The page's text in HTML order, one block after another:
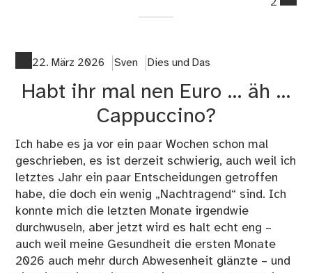
2
22. März 2026 Sven Dies und Das
Habt ihr mal nen Euro … äh …
Cappuccino?
Ich habe es ja vor ein paar Wochen schon mal
geschrieben, es ist derzeit schwierig, auch weil ich
letztes Jahr ein paar Entscheidungen getroffen
habe, die doch ein wenig „Nachtragend“ sind. Ich
konnte mich die letzten Monate irgendwie
durchwuseln, aber jetzt wird es halt echt eng –
auch weil meine Gesundheit die ersten Monate
2026 auch mehr durch Abwesenheit glänzte – und